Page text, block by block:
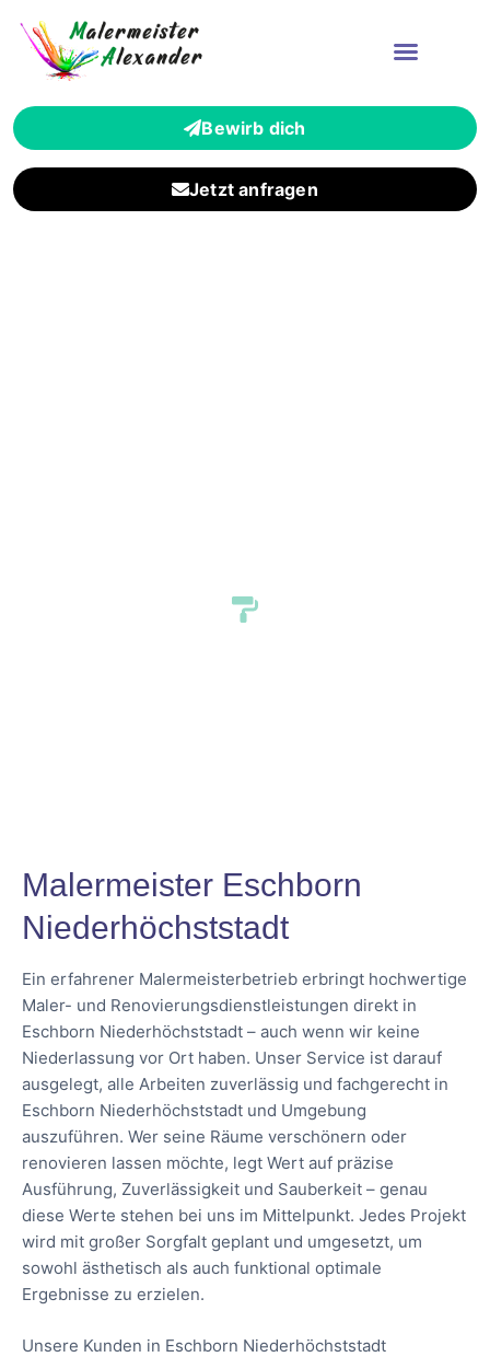
Bewirb dich
Jetzt anfragen
Malermeister Eschborn
Niederhöchststadt
Ein erfahrener Malermeisterbetrieb erbringt hochwertige
Maler- und Renovierungsdienstleistungen direkt in
Eschborn Niederhöchststadt – auch wenn wir keine
Niederlassung vor Ort haben. Unser Service ist darauf
ausgelegt, alle Arbeiten zuverlässig und fachgerecht in
Eschborn Niederhöchststadt und Umgebung
auszuführen. Wer seine Räume verschönern oder
renovieren lassen möchte, legt Wert auf präzise
Ausführung, Zuverlässigkeit und Sauberkeit – genau
diese Werte stehen bei uns im Mittelpunkt. Jedes Projekt
wird mit großer Sorgfalt geplant und umgesetzt, um
sowohl ästhetisch als auch funktional optimale
Ergebnisse zu erzielen.
Unsere Kunden in Eschborn Niederhöchststadt